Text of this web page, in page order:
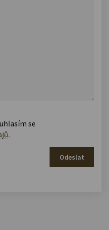
se
.
Odeslat